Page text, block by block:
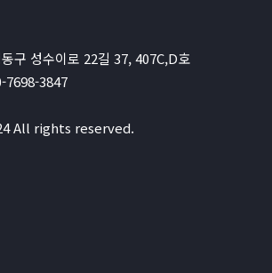
구 성수이로 22길 37, 407C,D호
7698-3847
All rights reserved.